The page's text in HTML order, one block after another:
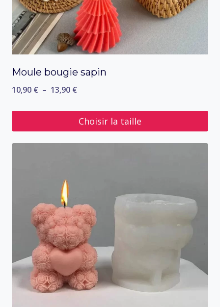
Moule bougie sapin
10,90 € – 13,90 €
prix :
Choisir la taille
variations.
options
peuvent
être
choisies